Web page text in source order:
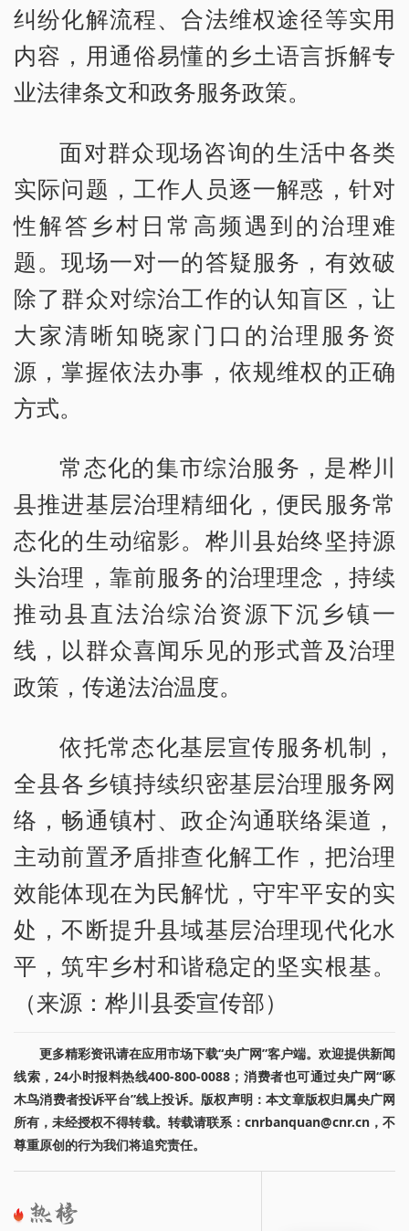
纠纷化解流程、合法维权途径等实用
内容，用通俗易懂的乡土语言拆解专
业法律条文和政务服务政策。
面对群众现场咨询的生活中各类
实际问题，工作人员逐一解惑，针对
性解答乡村日常高频遇到的治理难
题。现场一对一的答疑服务，有效破
除了群众对综治工作的认知盲区，让
大家清晰知晓家门口的治理服务资
源，掌握依法办事，依规维权的正确
方式。
常态化的集市综治服务，是桦川
县推进基层治理精细化，便民服务常
态化的生动缩影。桦川县始终坚持源
头治理，靠前服务的治理理念，持续
推动县直法治综治资源下沉乡镇一
线，以群众喜闻乐见的形式普及治理
政策，传递法治温度。
依托常态化基层宣传服务机制，
全县各乡镇持续织密基层治理服务网
络，畅通镇村、政企沟通联络渠道，
主动前置矛盾排查化解工作，把治理
效能体现在为民解忧，守牢平安的实
处，不断提升县域基层治理现代化水
平，筑牢乡村和谐稳定的坚实根基。
（来源：桦川县委宣传部）
更多精彩资讯请在应用市场下载“央广网”客户端。欢迎提供新闻
线索，24小时报料热线400-800-0088；消费者也可通过央广网“啄
木鸟消费者投诉平台”线上投诉。版权声明：本文章版权归属央广网
所有，未经授权不得转载。转载请联系：cnrbanquan@cnr.cn，不
尊重原创的行为我们将追究责任。